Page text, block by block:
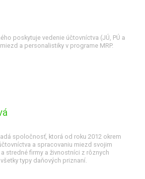
poskytuje vedenie účtovníctva (JÚ, PÚ a
a personalistiky v programe MRP.
spoločnosť, ktorá od roku 2012 okrem
a spracovaniu miezd svojim
stredné firmy a živnostníci z rôznych
typy daňových priznaní.